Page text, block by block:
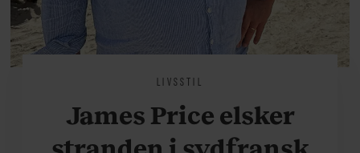
LIVSSTIL
James Price elsker